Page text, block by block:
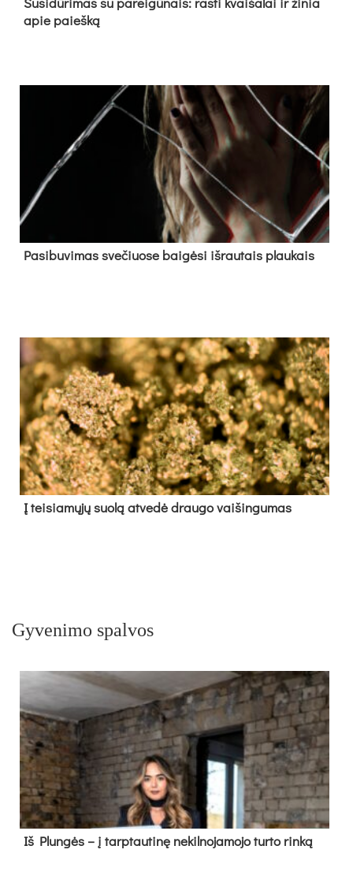
apie paieš­ką
Pa­si­bu­vi­mas sve­čiuo­se bai­gė­si iš­rau­tais plau­kais
Į tei­sia­mų­jų suo­lą at­ve­dė drau­go vai­šin­gu­mas
Gyvenimo spalvos
Iš Plungės – į tarptautinę nekilnojamojo turto rinką